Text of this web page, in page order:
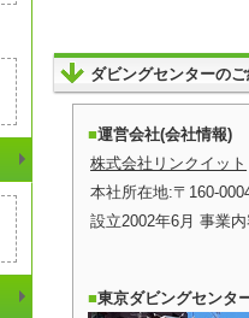
ダビングセンターの
運営会社(会社情報)
株式会社リンクイット
本社所在地:〒160-
設立2002年6月 事業
東京ダビングセンタ